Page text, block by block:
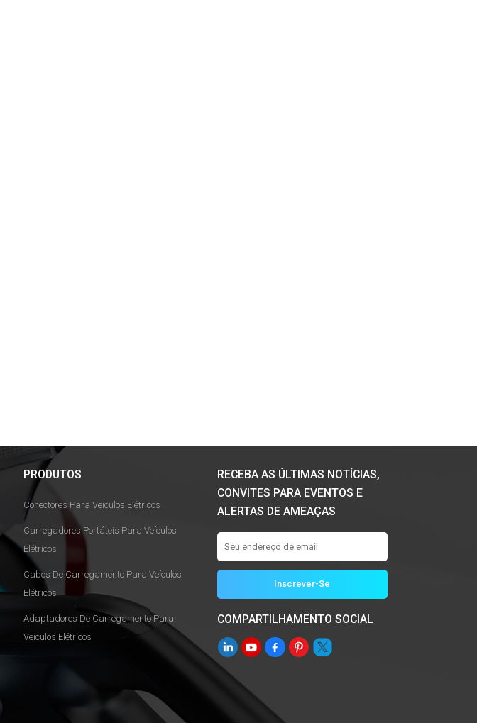
PRODUTOS
Conectores Para Veículos Elétricos
Carregadores Portáteis Para Veículos
Elétricos
Cabos De Carregamento Para Veículos
Elétricos
Adaptadores De Carregamento Para
Veículos Elétricos
RECEBA AS ÚLTIMAS NOTÍCIAS,
CONVITES PARA EVENTOS E
ALERTAS DE AMEAÇAS
COMPARTILHAMENTO SOCIAL